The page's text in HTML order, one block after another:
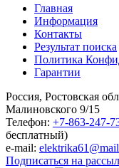
Главная
Информация
Контакты
Результат поиска
Политика
Гарантии
Россия, Ростовская
Малиновского 9/15
Телефон: +7-863-247-
бесплатный)
e-mail:
Подписаться на